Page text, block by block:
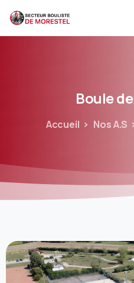
Boulede
Accueil Nos A.S